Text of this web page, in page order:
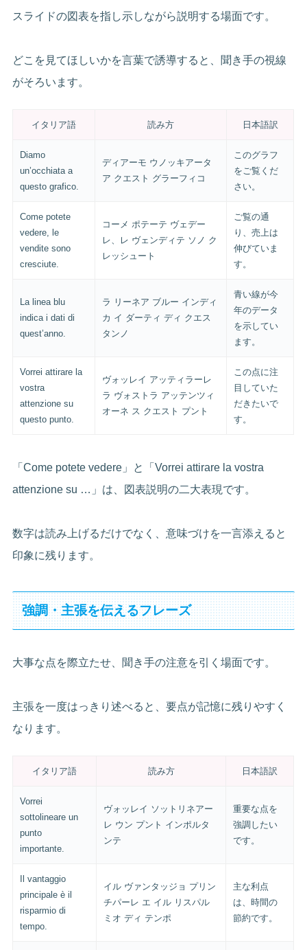
スライドの図表を指し示しながら説明する場面です。
どこを見てほしいかを言葉で誘導すると、聞き手の視線
がそろいます。
イタリア語 読み方 日本語訳
Diamo
un’occhiata a
questo grafico.
ディアーモ ウノッキアータ
ア クエスト グラーフィコ
このグラフ
をご覧くだ
さい。
Come potete
vedere, le
vendite sono
cresciute.
コーメ ポテーテ ヴェデー
レ、レ ヴェンディテ ソノ ク
レッシュート
ご覧の通
り、売上は
伸びていま
す。
La linea blu
indica i dati di
quest’anno.
ラ リーネア ブルー インディ
カ イ ダーティ ディ クエス
タンノ
青い線が今
年のデータ
を示してい
ます。
Vorrei attirare la
vostra
attenzione su
questo punto.
ヴォッレイ アッティラーレ
ラ ヴォストラ アッテンツィ
オーネ ス クエスト プント
この点に注
目していた
だきたいで
す。
「Come potete vedere」と「Vorrei attirare la vostra
attenzione su …」は、図表説明の二大表現です。
数字は読み上げるだけでなく、意味づけを一言添えると
印象に残ります。
強調・主張を伝えるフレーズ
大事な点を際立たせ、聞き手の注意を引く場面です。
主張を一度はっきり述べると、要点が記憶に残りやすく
なります。
イタリア語 読み方 日本語訳
Vorrei
sottolineare un
punto
importante.
ヴォッレイ ソットリネアー
レ ウン プント インポルタ
ンテ
重要な点を
強調したい
です。
Il vantaggio
principale è il
risparmio di
tempo.
イル ヴァンタッジョ プリン
チパーレ エ イル リスパル
ミオ ディ テンポ
主な利点
は、時間の
節約です。